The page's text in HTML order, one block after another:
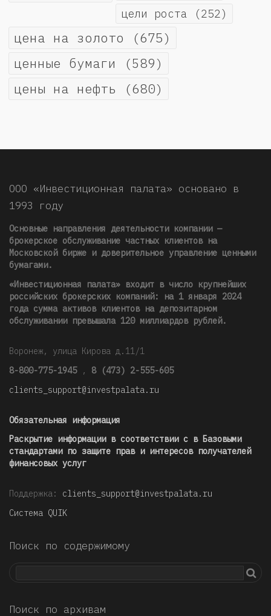
цели роста (252)
цена на золото (675)
ценные бумаги (589)
цены на нефть (680)
ООО «Инвестиционная палата» основано в
1993 году
Основные направления деятельности компании —
брокерское обслуживание частных клиентов на
Московской бирже и доверительное управление ценными
бумагами.
«Инвестиционная палата» входит в число крупнейших
российских брокерских компаний: на 1 января 2024
года сумма активов клиентов на депозитарном
обслуживании превышала 120 миллиардов рублей.
Воронеж, улица Кирова д.11/1
8-800-775-1945 , 8 (473) 2-555-605
clients_support@investpalata.ru
Обязательная информация
Раскрытие информации в соответствии с в Базовыми
стандартами по защите прав и интересов получателей
финансовых услуг
Поддержка: clients_support@investpalata.ru
Система QUIK
Поиск по содержимому
Поиск по архивам